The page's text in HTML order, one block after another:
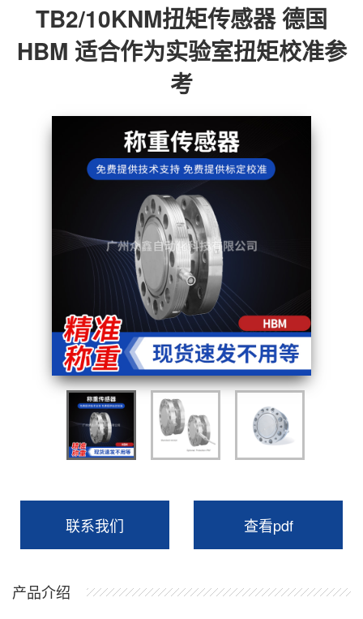
TB2/10KNM扭矩传感器 德国
HBM 适合作为实验室扭矩校准参
考
联系我们 查看pdf
产品介绍